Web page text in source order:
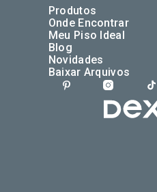
Produtos
Onde Encontrar
Meu Piso Ideal
Blog
Novidades
Baixar Arquivos